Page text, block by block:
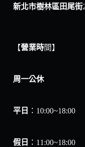
新北市樹林區田尾街
【營業時間】
周一公休
平日 ：10:00~18:00
假日 ：11:00~18:00